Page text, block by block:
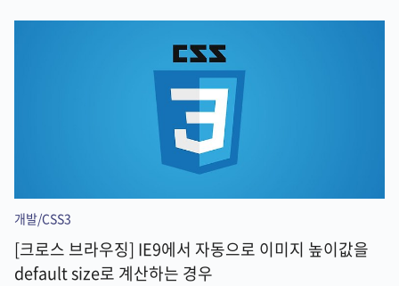
작합니다. 이것을 스크롤 체이닝(스크롤이 연결되어 있기 때문에 체이닝
이라는 단어를 사용)이라고 합니다. 하지만 overscroll-behavior 속성이
contain 값인 경우에는 어떻게 동작할까요? contain 값을 적용한 스크
개발/CSS3
[크로스 브라우징] IE9에서 자동으로 이미지 높이값을
default size로 계산하는 경우